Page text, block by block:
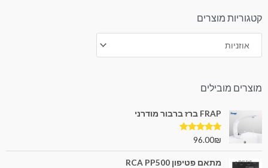
קטגוריות מוצרים
מוצרים מובילים
FRAP ברז ברבור מודרני
דורג5.00
96.00₪
מתאם פטיפון RCA PP500